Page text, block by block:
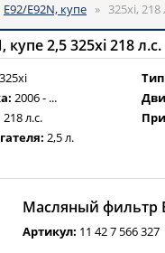
E92/E92N, купе » 325xi, 218
2,5 325xi 218
2006 - ...
218 л.с.
2,5 л.
Масляный фильтр
Артикул: 11 42 7 566 327